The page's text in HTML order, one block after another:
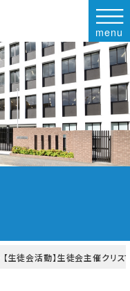
menu
【生徒会活動】生徒会主催クリス